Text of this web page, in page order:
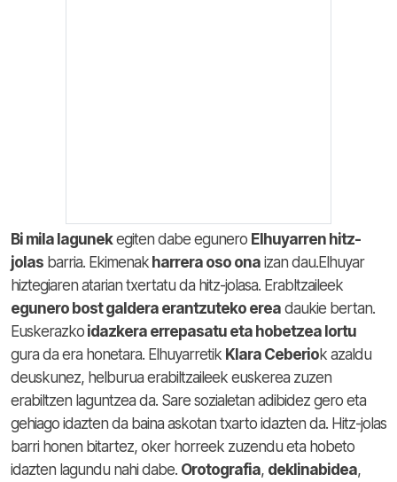
Bi mila lagunekegiten dabe egunero Elhuyarren hitz-
jolas barria. Ekimenak harrera oso ona izan dau.Elhuyar
hiztegiaren atarian txertatu da hitz-jolasa. Erabltzaileek
egunero bost galdera erantzuteko erea daukie bertan.
Euskerazko idazkera errepasatu eta hobetzea lortu
gura da era honetara. Elhuyarretik Klara Ceberiok azaldu
deuskunez, helburua erabiltzaileek euskerea zuzen
erabiltzen laguntzea da. Sare sozialetan adibidez gero eta
gehiago idazten da baina askotan txarto idazten da. Hitz-jolas
barri honen bitartez, oker horreek zuzendu eta hobeto
idazten lagundu nahi dabe. Orotografia, deklinabidea,